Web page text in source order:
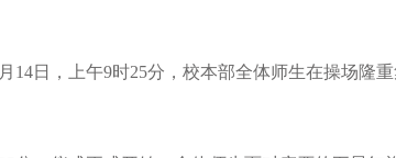
日，上午9时25分，校本部全体师生在操场隆